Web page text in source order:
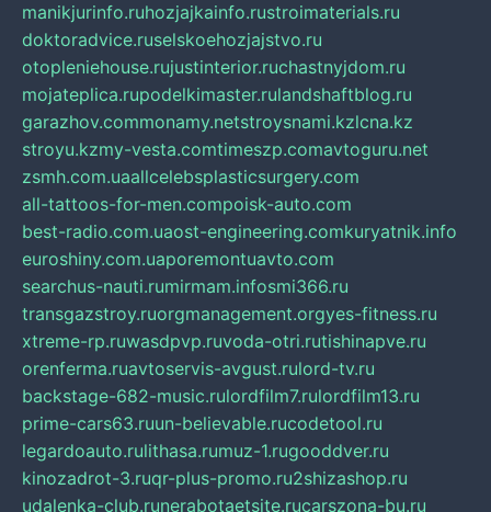
manikjurinfo.ruhozjajkainfo.rustroimaterials.ru
doktoradvice.ruselskoehozjajstvo.ru
otopleniehouse.rujustinterior.ruchastnyjdom.ru
mojateplica.rupodelkimaster.rulandshaftblog.ru
garazhov.commonamy.netstroysnami.kzlcna.kz
stroyu.kzmy-vesta.comtimeszp.comavtoguru.net
zsmh.com.uaallcelebsplasticsurgery.com
all-tattoos-for-men.compoisk-auto.com
best-radio.com.uaost-engineering.comkuryatnik.info
euroshiny.com.uaporemontuavto.com
searchus-nauti.rumirmam.infosmi366.ru
transgazstroy.ruorgmanagement.orgyes-fitness.ru
xtreme-rp.ruwasdpvp.ruvoda-otri.rutishinapve.ru
orenferma.ruavtoservis-avgust.rulord-tv.ru
backstage-682-music.rulordfilm7.rulordfilm13.ru
prime-cars63.ruun-believable.rucodetool.ru
legardoauto.rulithasa.rumuz-1.rugooddver.ru
kinozadrot-3.ruqr-plus-promo.ru2shizashop.ru
udalenka-club.runerabotaetsite.rucarszona-bu.ru